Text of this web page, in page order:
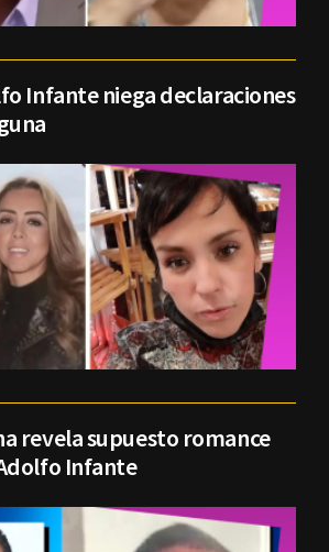
Infante niega declaraciones
revela supuesto romance
Infante